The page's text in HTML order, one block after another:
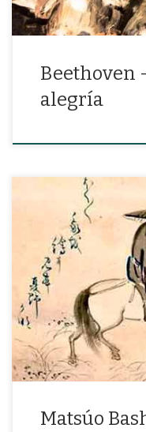
Beethoven
alegría
«Hoy el rocío borrará lo
Matsúo